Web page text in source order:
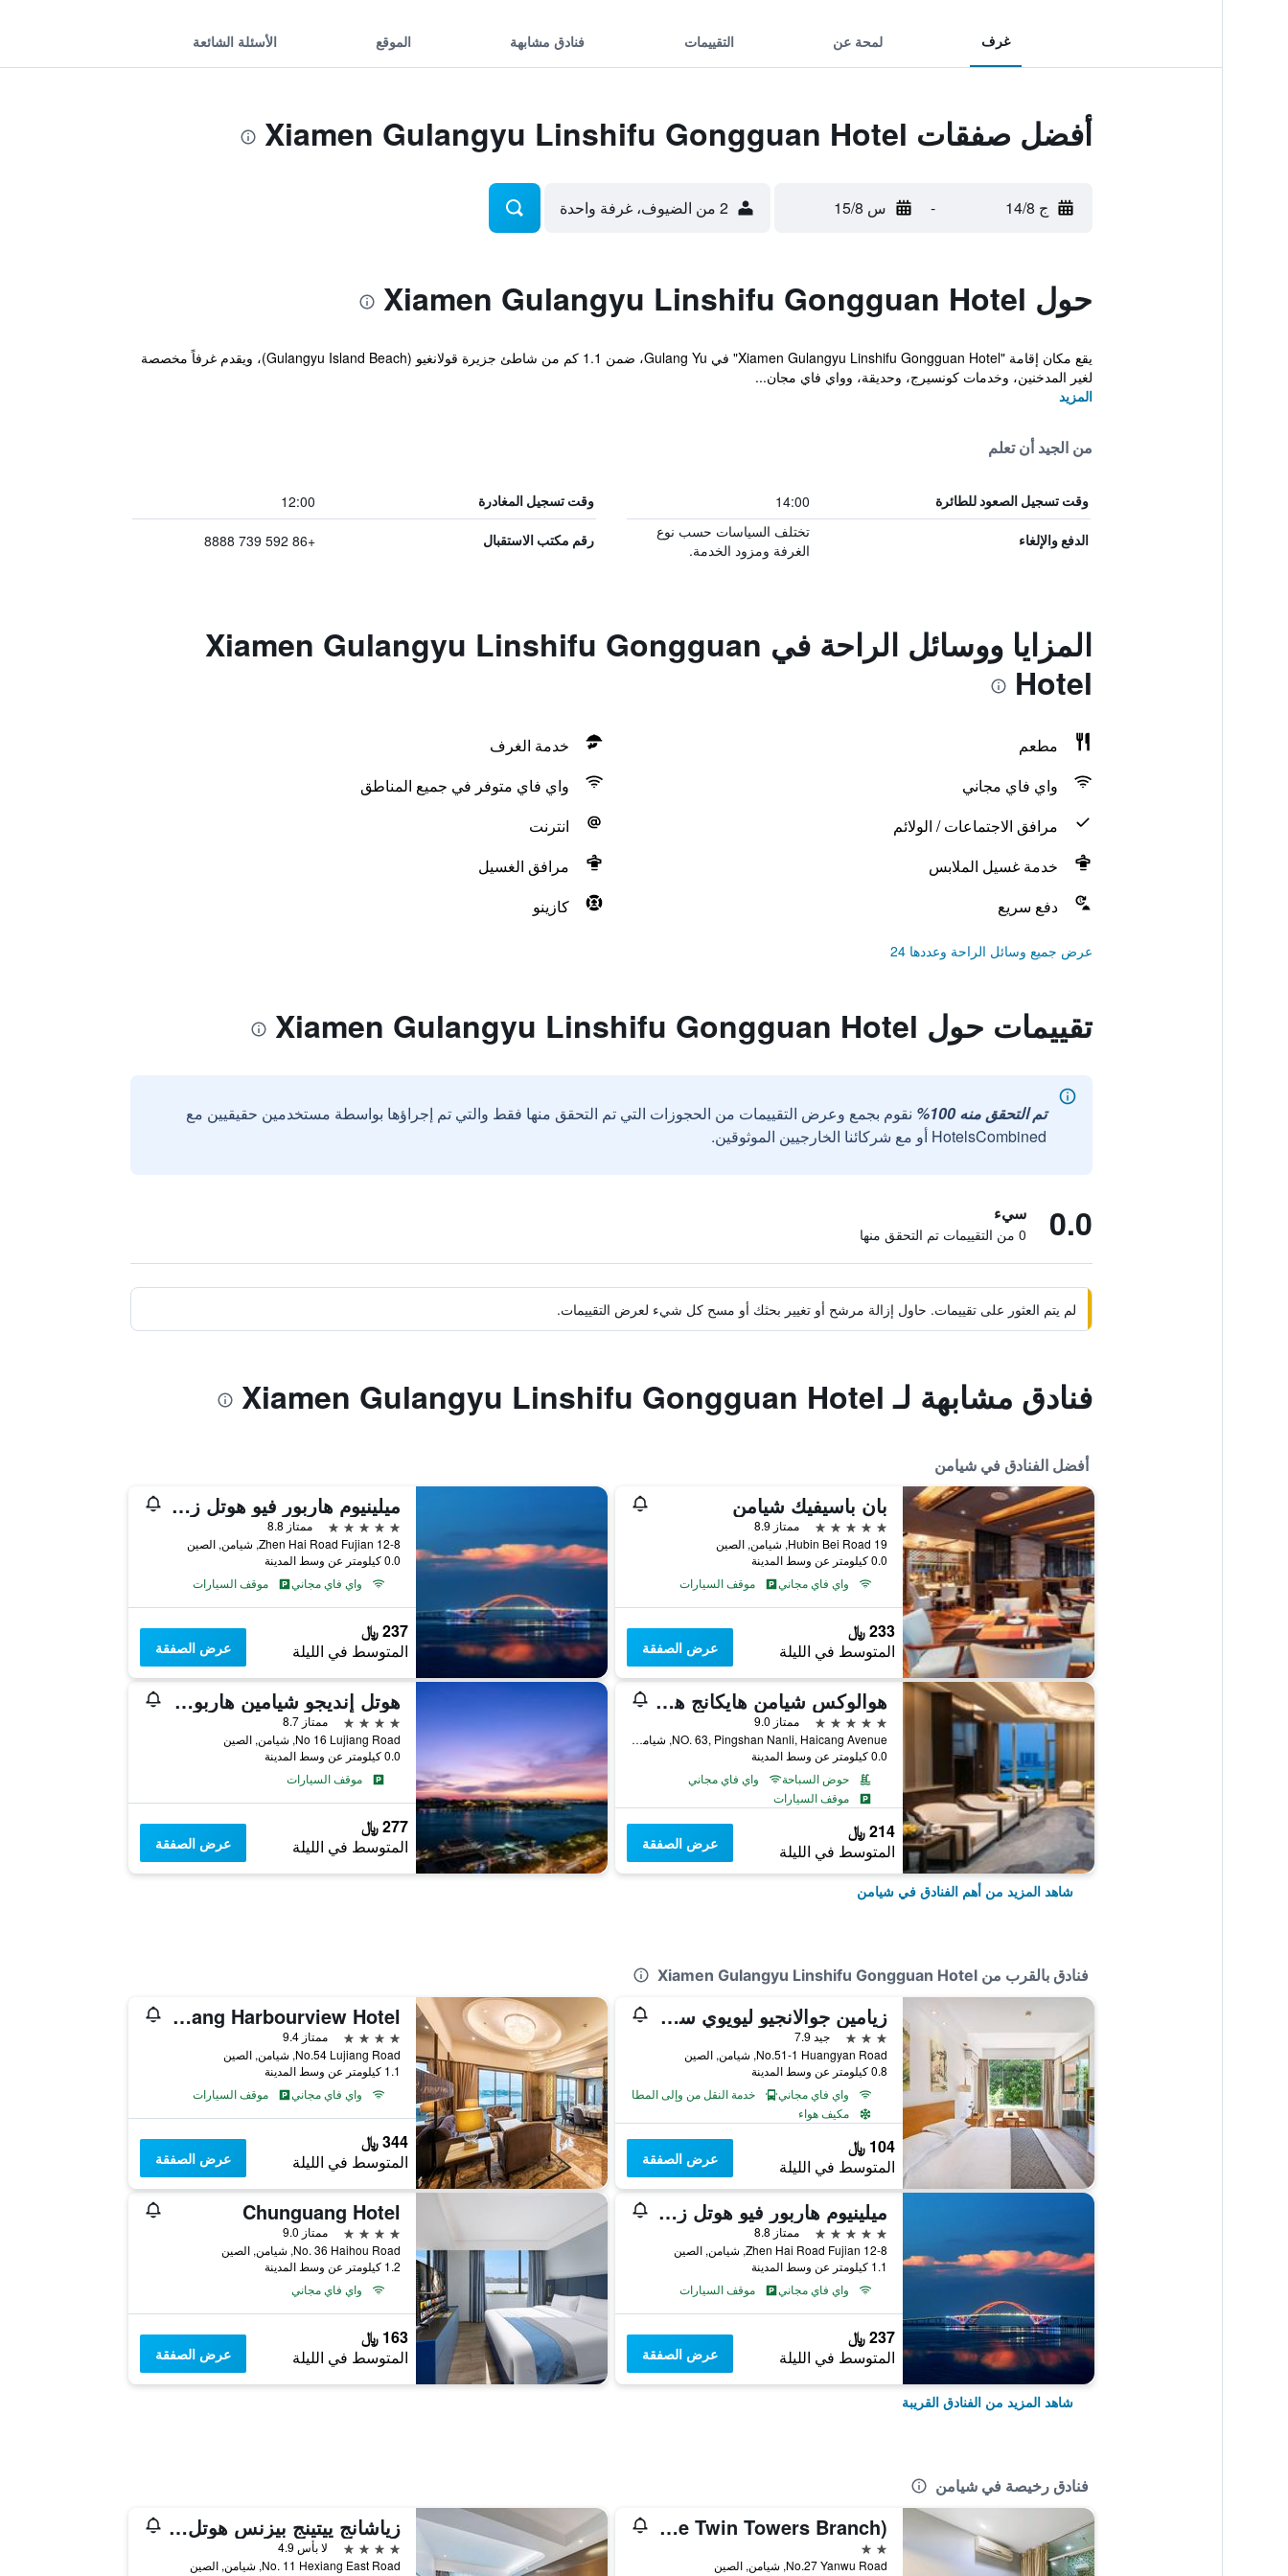
غرف لمحة عن التقييمات فنادق مشابهة الموقع الأسئلة الشائعة
أفضل صفقات Xiamen Gulangyu Linshifu Gongguan Hotel
ج 14/8 - س 15/8 2 من الضيوف، غرفة واحدة
حول Xiamen Gulangyu Linshifu Gongguan Hotel
يقع مكان إقامة "Xiamen Gulangyu Linshifu Gongguan Hotel" في Gulang Yu، ضمن 1.1 كم من شاطئ جزيرة قولانغيو (Gulangyu Island Beach)، ويقدم غرفاً مخصصة
لغير المدخنين، وخدمات كونسيرج، وحديقة، وواي فاي مجان...
المزيد
من الجيد أن تعلم
وقت تسجيل الصعود للطائرة 14:00 وقت تسجيل المغادرة 12:00
الدفع والإلغاء
تختلف السياسات حسب نوع
الغرفة ومزود الخدمة.
رقم مكتب الاستقبال +86 592 739 8888
المزايا ووسائل الراحة في Xiamen Gulangyu Linshifu Gongguan
Hotel
مطعم
خدمة الغرف
واي فاي مجاني
واي فاي متوفر في جميع المناطق
مرافق الاجتماعات / الولائم
انترنت
خدمة غسيل الملابس
مرافق الغسيل
دفع سريع
كازينو
عرض جميع وسائل الراحة وعددها 24
تقييمات حول Xiamen Gulangyu Linshifu Gongguan Hotel
تم التحقق منه 100%
نقوم بجمع وعرض التقييمات من الحجوزات التي تم التحقق منها فقط والتي تم إجراؤها بواسطة مستخدمين حقيقيين مع
HotelsCombined أو مع شركائنا الخارجيين الموثوقين.
0.0 سيء
0 من التقييمات تم التحقق منها
لم يتم العثور على تقييمات. حاول إزالة مرشح أو تغيير بحثك أو مسح كل شيء لعرض التقييمات.
فنادق مشابهة لـ Xiamen Gulangyu Linshifu Gongguan Hotel
أفضل الفنادق في شيامن
بان باسيفيك شيامن
5 نجوم
ممتاز 8.9
19 Hubin Bei Road, شيامن, الصين
0.0 كيلومتر عن وسط المدينة
واي فاي مجاني
موقف السيارات
233 ﷼
المتوسط في الليلة عرض الصفقة
ميلينيوم هاربور فيو هوتل زيامن
5 نجوم
ممتاز 8.8
12-8 Zhen Hai Road Fujian, شيامن, الصين
0.0 كيلومتر عن وسط المدينة
واي فاي مجاني
موقف السيارات
237 ﷼
المتوسط في الليلة عرض الصفقة
هوالوكس شيامن هايكانج هاربور في ا بي آيتش جي
5 نجوم
ممتاز 9.0
NO. 63, Pingshan Nanli, Haicang Avenue, شيامن, الصين
0.0 كيلومتر عن وسط المدينة
حوض السباحة
واي فاي مجاني
موقف السيارات
214 ﷼
المتوسط في الليلة عرض الصفقة
هوتل إنديجو شيامين هاربور باي آيتش جي
4 نجوم
ممتاز 8.7
No 16 Lujiang Road, شيامن, الصين
0.0 كيلومتر عن وسط المدينة
موقف السيارات
277 ﷼
المتوسط في الليلة عرض الصفقة
شاهد المزيد من أهم الفنادق في شيامن
فنادق بالقرب من Xiamen Gulangyu Linshifu Gongguan Hotel
زيامين جوالانجيو ليويوي سي فيو هوتل
3 نجوم
جيد 7.9
No.51-1 Huangyan Road, شيامن, الصين
0.8 كيلومتر عن وسط المدينة
واي فاي مجاني
خدمة النقل من وإلى المطار
مكيف هواء
104 ﷼
المتوسط في الليلة عرض الصفقة
Xiamen Lujiang Harbourview Hotel
4 نجوم
ممتاز 9.4
No.54 Lujiang Road, شيامن, الصين
1.1 كيلومتر عن وسط المدينة
واي فاي مجاني
موقف السيارات
344 ﷼
المتوسط في الليلة عرض الصفقة
ميلينيوم هاربور فيو هوتل زيامن
5 نجوم
ممتاز 8.8
12-8 Zhen Hai Road Fujian, شيامن, الصين
1.1 كيلومتر عن وسط المدينة
واي فاي مجاني
موقف السيارات
237 ﷼
المتوسط في الليلة عرض الصفقة
Chunguang Hotel
4 نجوم
ممتاز 9.0
No. 36 Haihou Road, شيامن, الصين
1.2 كيلومتر عن وسط المدينة
واي فاي مجاني
163 ﷼
المتوسط في الليلة عرض الصفقة
شاهد المزيد من الفنادق القريبة
فنادق رخيصة في شيامن
Yidu Hotel (Xiamen University World Trade Twin Towers Branch)
2 نجمتين
No.27 Yanwu Road, شيامن, الصين
زياشانج ييتينج بيزنس هوتل هيكسيانج - زيامين
4 نجوم
لا بأس 4.9
No. 11 Hexiang East Road, شيامن, الصين